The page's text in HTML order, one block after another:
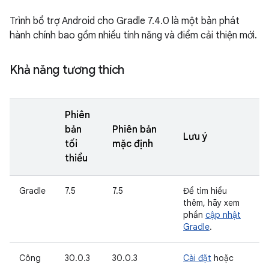
Trình bổ trợ Android cho Gradle 7.4.0 là một bản phát
hành chính bao gồm nhiều tính năng và điểm cải thiện mới.
Khả năng tương thích
Phiên
bản
tối
thiểu
Phiên bản
mặc định
Lưu ý
Gradle 7.5 7.5
Để tìm hiểu
thêm, hãy xem
phần cập nhật
Gradle.
Công
30.0.3 30.0.3 Cài đặt hoặc